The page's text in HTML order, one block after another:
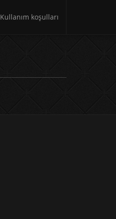
Kullanım koşulları